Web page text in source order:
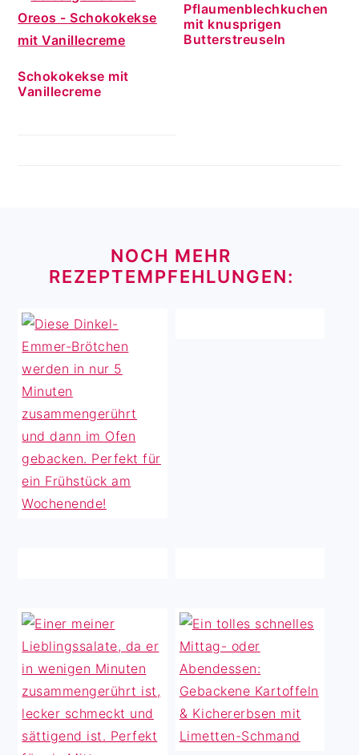
Schokokekse mit
Vanillecreme
Pflaumenblechkuchen
mit knusprigen
Butterstreuseln
NOCH MEHR
REZEPTEMPFEHLUNGEN: